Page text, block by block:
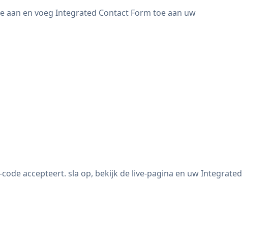
aan en voeg Integrated Contact Form toe aan uw
accepteert. sla op, bekijk de live-pagina en uw Integrated